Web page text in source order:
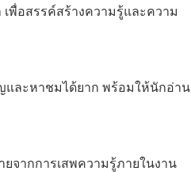
พื่อสรรค์สร้างความรู้และความ
ละหาชมได้ยาก พร้อมให้นักอ่าน
ยจากการเสพความรู้ภายในงาน